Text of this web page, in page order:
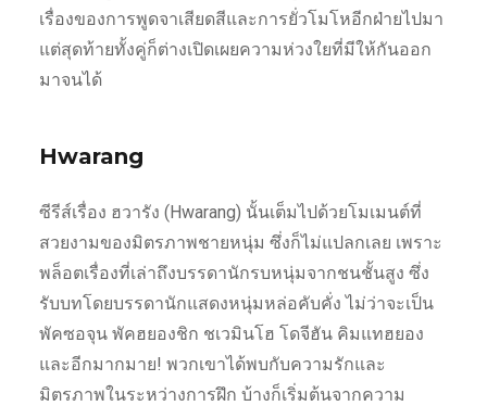
เรื่องของการพูดจาเสียดสีและการยั่วโมโหอีกฝ่ายไปมา
แต่สุดท้ายทั้งคู่ก็ต่างเปิดเผยความห่วงใยที่มีให้กันออก
มาจนได้
Hwarang
ซีรีส์เรื่อง ฮวารัง (Hwarang) นั้นเต็มไปด้วยโมเมนต์ที่
สวยงามของมิตรภาพชายหนุ่ม ซึ่งก็ไม่แปลกเลย เพราะ
พล็อตเรื่องที่เล่าถึงบรรดานักรบหนุ่มจากชนชั้นสูง ซึ่ง
รับบทโดยบรรดานักแสดงหนุ่มหล่อคับคั่ง ไม่ว่าจะเป็น
พัคซอจุน พัคฮยองชิก ชเวมินโฮ โดจีฮัน คิมแทฮยอง
และอีกมากมาย! พวกเขาได้พบกับความรักและ
มิตรภาพในระหว่างการฝึก บ้างก็เริ่มต้นจากความ